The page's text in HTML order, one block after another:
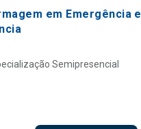
em Emergência e
Semipresencial